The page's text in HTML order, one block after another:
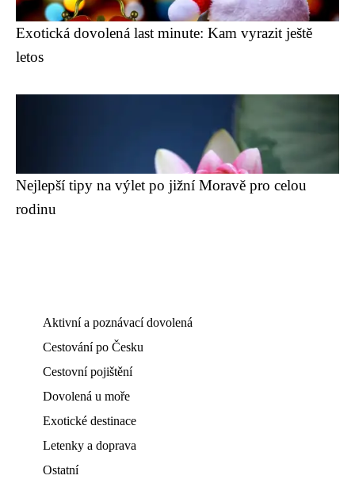
Exotická dovolená last minute: Kam vyrazit ještě
letos
Nejlepší tipy na výlet po jižní Moravě pro celou
rodinu
Aktivní a poznávací dovolená
Cestování po Česku
Cestovní pojištění
Dovolená u moře
Exotické destinace
Letenky a doprava
Ostatní